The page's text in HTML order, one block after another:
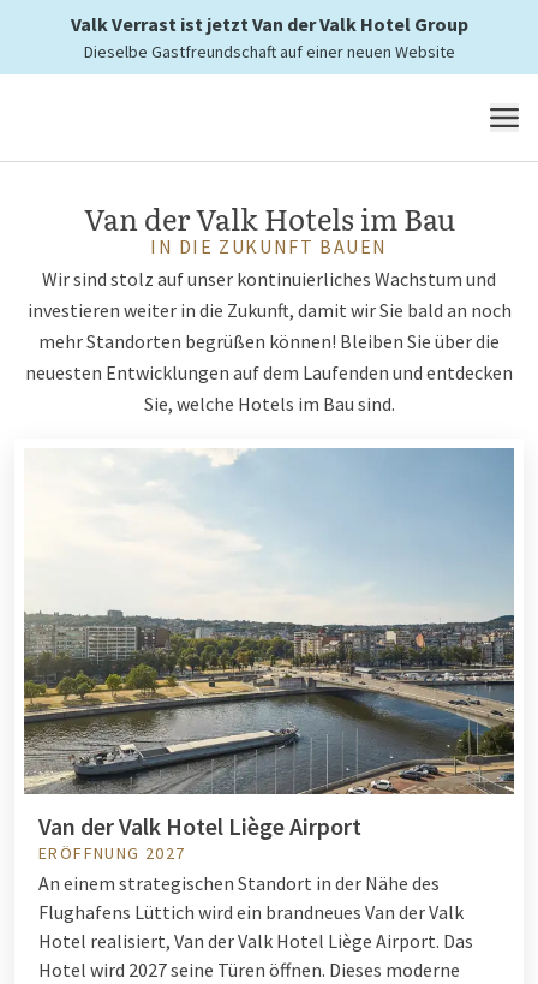
Valk Verrast ist jetzt Van der Valk Hotel Group
Dieselbe Gastfreundschaft auf einer neuen Website
MENÜ
Van der Valk Hotels im Bau
IN DIE ZUKUNFT BAUEN
Wir sind stolz auf unser kontinuierliches Wachstum und
investieren weiter in die Zukunft, damit wir Sie bald an noch
mehr Standorten begrüßen können! Bleiben Sie über die
neuesten Entwicklungen auf dem Laufenden und entdecken
Sie, welche Hotels im Bau sind.
Van der Valk Hotel Liège Airport
ERÖFFNUNG 2027
An einem strategischen Standort in der Nähe des
Flughafens Lüttich wird ein brandneues Van der Valk
Hotel realisiert, Van der Valk Hotel Liège Airport. Das
Hotel wird 2027 seine Türen öffnen. Dieses moderne